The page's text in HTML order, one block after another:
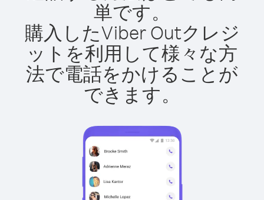
単です。
購入したViber Outクレジ
ットを利用して様々な方
法で電話をかけることが
できます。